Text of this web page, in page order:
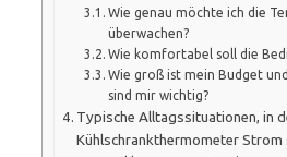
Wie genau möchte ich die
überwachen?
Wie komfortabel soll die
Wie groß ist mein Budget
sind mir wichtig?
Typische Alltagssituationen, in
Kühlschrankthermometer